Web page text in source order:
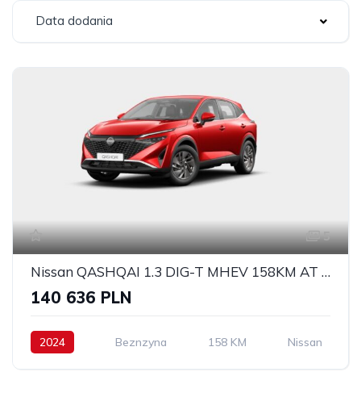
Data dodania
5
Nissan QASHQAI 1.3 DIG-T MHEV 158KM AT 2WD
140 636 PLN
2024 Beznzyna 158 KM Nissan